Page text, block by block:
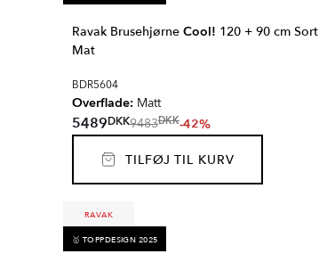
Ravak Brusehjørne Cool! 120 + 90 cm Sort
Mat
BDR5604
Overflade: Matt
5489DKK9483DKK-42%
TILFØJ TIL KURV
RAVAK
🥇 TOPPDESIGN 2025